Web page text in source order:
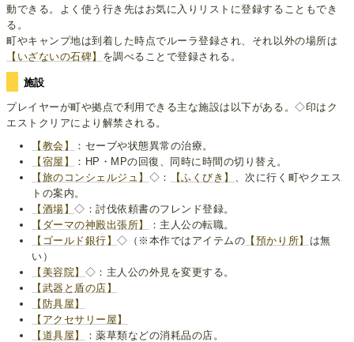
動できる。よく使う行き先はお気に入りリストに登録することもでき
る。
町やキャンプ地は到着した時点でルーラ登録され、それ以外の場所は
【いざないの石碑】 を調べることで登録される。
施設
プレイヤーが町や拠点で利用できる主な施設は以下がある。◇印はク
エストクリアにより解禁される。
【教会】
：セーブや状態異常の治療。
【宿屋】
：HP・MPの回復、同時に時間の切り替え。
【旅のコンシェルジュ】 ◇： 【ふくびき】
、次に行く町やクエス
トの案内。
【酒場】◇：討伐依頼書のフレンド登録。
【ダーマの神殿出張所】
：主人公の転職。
【ゴールド銀行】◇（※本作ではアイテムの 【預かり所】 は無
い）
【美容院】 ◇：主人公の外見を変更する。
【武器と盾の店】
【防具屋】
【アクセサリー屋】
【道具屋】
：薬草類などの消耗品の店。